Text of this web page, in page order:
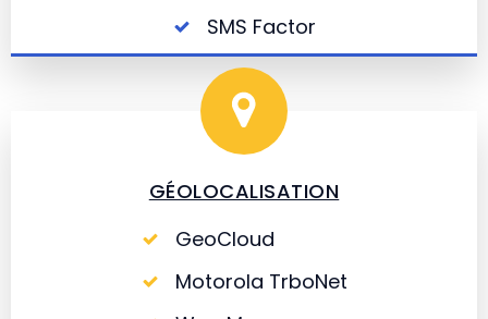
SMS Factor
GÉOLOCALISATION
GeoCloud
Motorola TrboNet